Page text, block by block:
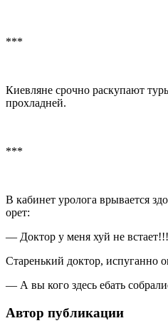
***
Киевляне срочно раскупают
прохладней.
***
В кабинет уролога врывается
орет:
— Доктор у меня хуй не встает!!!
Старенький доктор, испуганно
— А вы кого здесь ебать
Автор публикации